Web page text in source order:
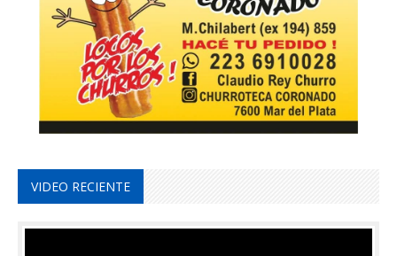
VIDEO RECIENTE